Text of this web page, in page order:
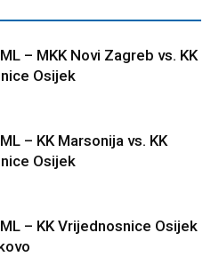
– MKK Novi Zagreb vs. KK
Osijek
– KK Marsonija vs. KK
Osijek
– KK Vrijednosnice Osijek